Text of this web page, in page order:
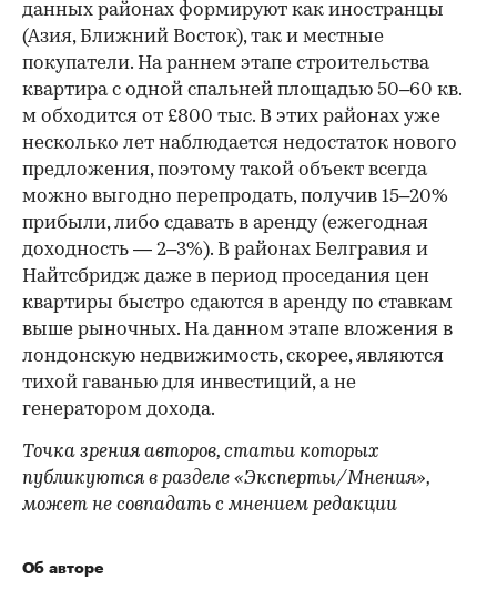
данных районах формируют как иностранцы
(Азия, Ближний Восток), так и местные
покупатели. На раннем этапе строительства
квартира с одной спальней площадью 50–60 кв.
м обходится от £800 тыс. В этих районах уже
несколько лет наблюдается недостаток нового
предложения, поэтому такой объект всегда
можно выгодно перепродать, получив 15–20%
прибыли, либо сдавать в аренду (ежегодная
доходность — 2–3%). В районах Белгравия и
Найтсбридж даже в период проседания цен
квартиры быстро сдаются в аренду по ставкам
выше рыночных. На данном этапе вложения в
лондонскую недвижимость, скорее, являются
тихой гаванью для инвестиций, а не
генератором дохода.
Точка зрения авторов, статьи которых
публикуются в разделе «Эксперты/Мнения»,
может не совпадать с мнением редакции
Об авторе